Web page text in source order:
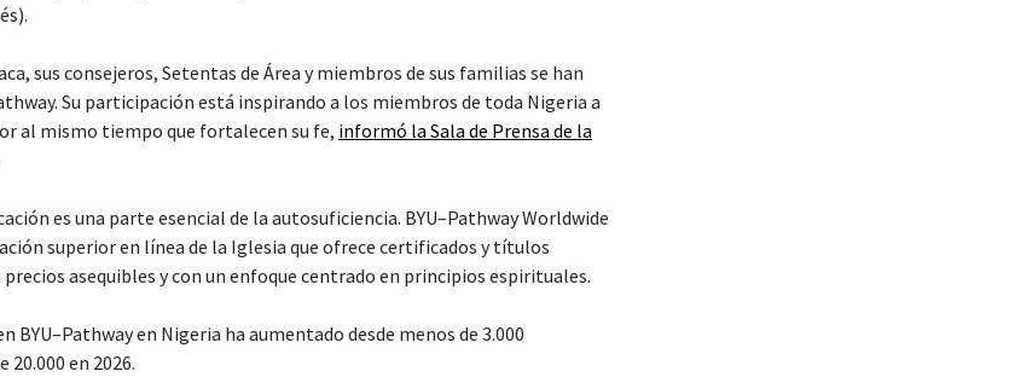
sus consejeros, Setentas de Área y miembros de sus familias se han
Su participación está inspirando a los miembros de toda Nigeria a
al mismo tiempo que fortalecen su fe, informó la Sala de Prensa de la
es una parte esencial de la autosuficiencia. BYU–Pathway Worldwide
superior en línea de la Iglesia que ofrece certificados y títulos
asequibles y con un enfoque centrado en principios espirituales.
BYU–Pathway en Nigeria ha aumentado desde menos de 3.000
20.000 en 2026.